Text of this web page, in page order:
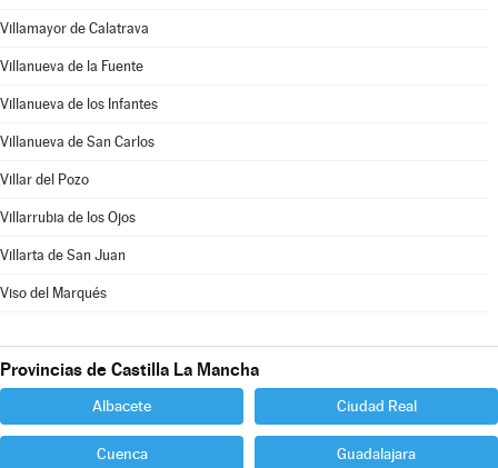
Villamayor de Calatrava
Villanueva de la Fuente
Villanueva de los Infantes
Villanueva de San Carlos
Villar del Pozo
Villarrubia de los Ojos
Villarta de San Juan
Viso del Marqués
Provincias de Castilla La Mancha
Albacete Ciudad Real
Cuenca Guadalajara